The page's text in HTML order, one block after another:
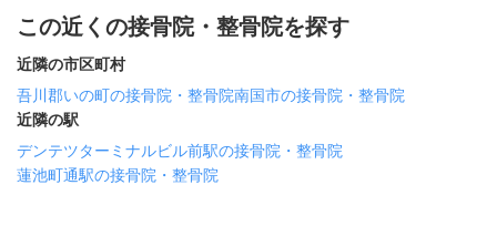
この近くの接骨院・整骨院を探す
近隣の市区町村
吾川郡いの町の接骨院・整骨院南国市の接骨院・整骨院
近隣の駅
デンテツターミナルビル前駅の接骨院・整骨院
蓮池町通駅の接骨院・整骨院